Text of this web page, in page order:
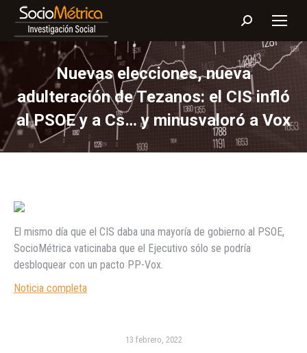
Buscar:
Nuevas elecciones, nueva
adulteración de Tezanos: el CIS infló
al PSOE y a Cs… y minusvaloró a Vox
El mismo día que el CIS daba una mayoría de gobierno al PSOE,
SocioMétrica vaticinaba que el Ejecutivo sólo se podría
desbloquear con un pacto PP-Vox.
Noticia completa
13 febrero, 2022